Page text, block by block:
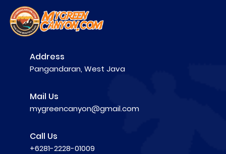
Address
Pangandaran, West Java
Mail Us
mygreencanyon@gmail.com
Call Us
+6281-2228-01009